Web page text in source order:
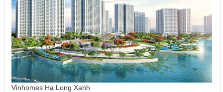
Vinhomes Hạ Long Xanh